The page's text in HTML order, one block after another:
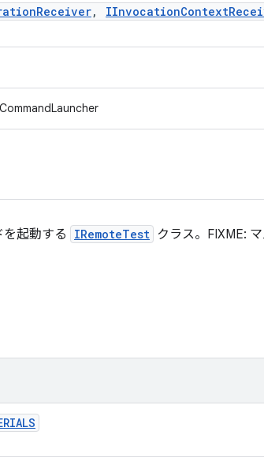
,
起動する IRemoteTest クラス。FIXME: